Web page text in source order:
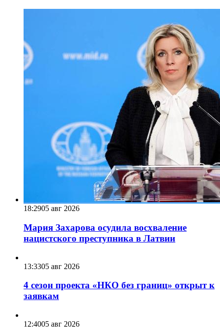
18:2905 авг 2026
Мария Захарова осудила восхваление
нацистского преступника в Латвии
13:3305 авг 2026
4 сезон проекта «НКО без границ» открыт к
заявкам
12:4005 авг 2026